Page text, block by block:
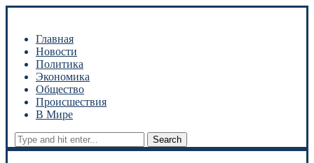
Главная
Новости
Политика
Экономика
Общество
Происшествия
В Мире
Search